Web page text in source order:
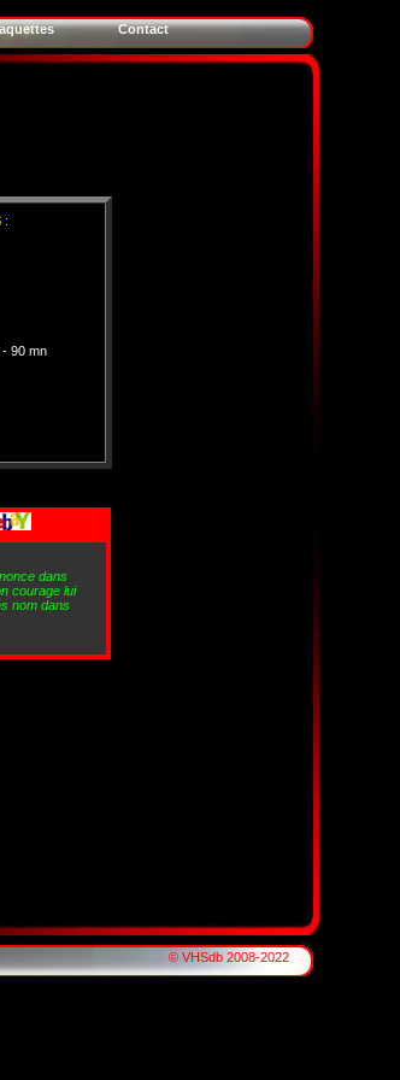
Contact
:
- 90 mn
dans
courage lui
nom dans
© VHSdb 2008-2022